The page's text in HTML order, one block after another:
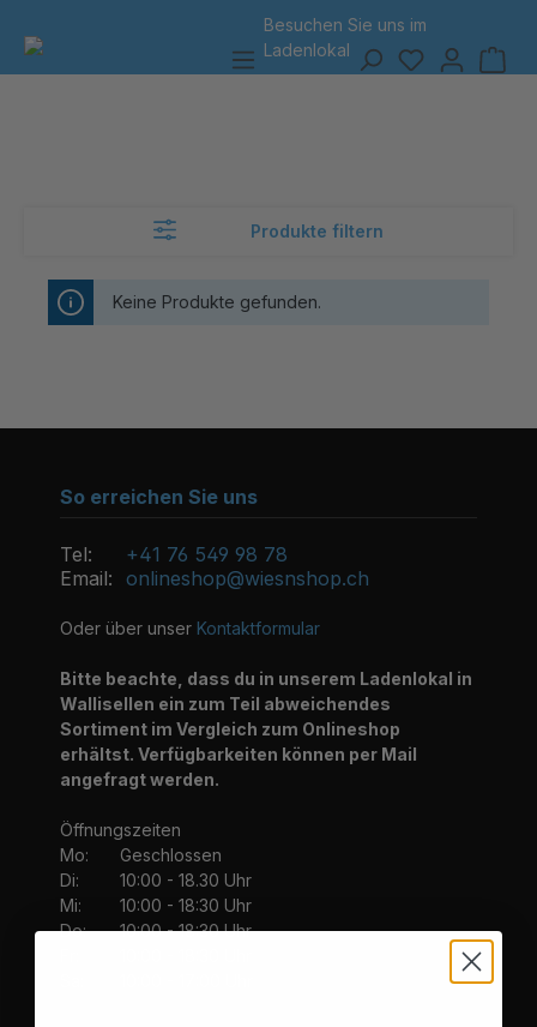
Besuchen Sie uns im
Ladenlokal
Produkte filtern
Keine Produkte gefunden.
So erreichen Sie uns
Tel:
+41 76 549 98 78
Email: onlineshop@wiesnshop.ch
Oder über unser Kontaktformular
Bitte beachte, dass du in unserem Ladenlokal in
Wallisellen ein zum Teil abweichendes
Sortiment im Vergleich zum Onlineshop
erhältst. Verfügbarkeiten können per Mail
angefragt werden.
Öffnungszeiten
Mo:
Geschlossen
Di:
10:00 - 18.30 Uhr
Mi:
10:00 - 18:30 Uhr
Do:
10:00 - 18:30 Uhr